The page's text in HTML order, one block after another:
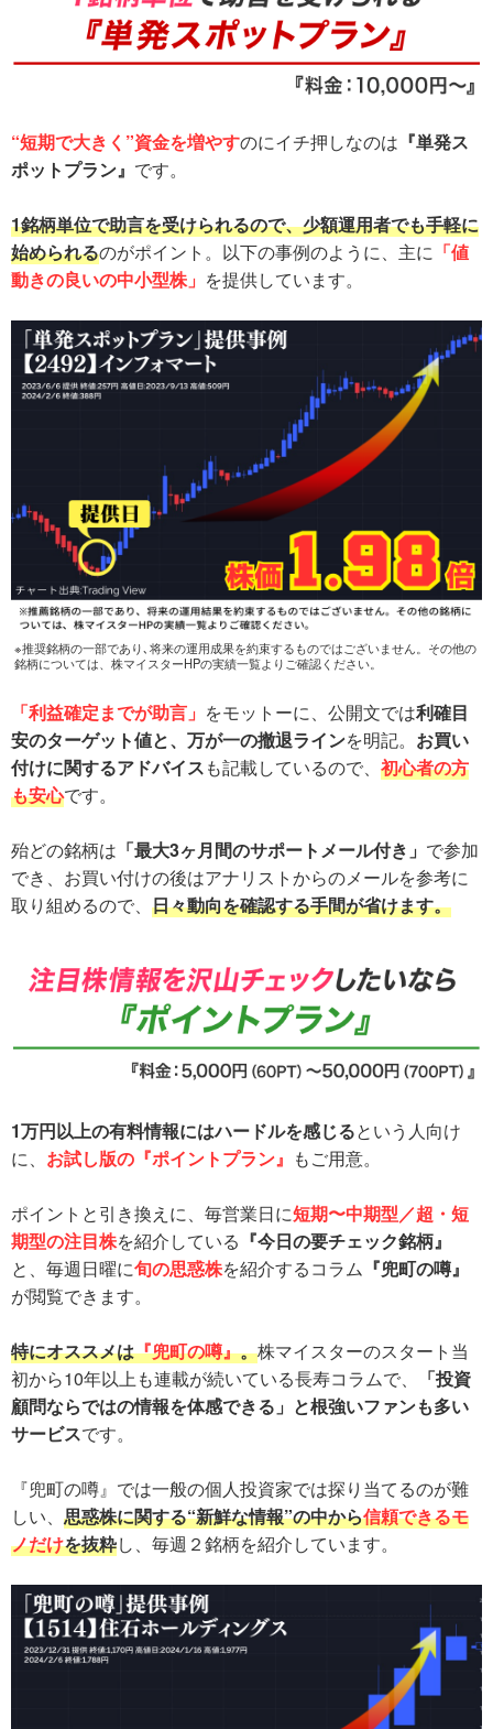
“短期で大きく”資金を増やすのにイチ押しなのは 『単発ス
ポットプラン』 です。
1銘柄単位で助言を受けられるので、少額運用者でも手軽に
始められるのがポイント。以下の事例のように、主に 「値
動きの良いの中小型株」 を提供しています。
※推奨銘柄の一部であり､将来の運用成果を約束するものではございません。その他の
銘柄については、株マイスターHPの実績一覧よりご確認ください。
「利益確定までが助言」 をモットーに、公開文では利確目
安のターゲット値と、万が一の撤退ラインを明記。 お買い
付けに関するアドバイスも記載しているので、 初心者の方
も安心です。
殆どの銘柄は 「最大3ヶ月間のサポートメール付き」 で参加
でき、お買い付けの後はアナリストからのメールを参考に
取り組めるので、 日々動向を確認する手間が省けます。
1万円以上の有料情報にはハードルを感じるという人向け
に、 お試し版の『ポイントプラン』 もご用意。
ポイントと引き換えに、毎営業日に短期〜中期型／超・短
期型の注目株を紹介している 『今日の要チェック銘柄』
と、毎週日曜に旬の思惑株を紹介するコラム 『兜町の噂』
が閲覧できます。
特にオススメは『兜町の噂』。株マイスターのスタート当
初から10年以上も連載が続いている長寿コラムで、
「投資
顧問ならではの情報を体感できる」と根強いファンも多い
サービスです。
『兜町の噂』では一般の個人投資家では探り当てるのが難
しい、 思惑株に関する“新鮮な情報”の中から信頼できるモ
ノだけを抜粋し、毎週２銘柄を紹介しています。